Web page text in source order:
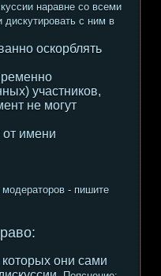
наравне со всеми
дискутировать с ним в
оскорблять
участников,
не могут
имени
- пишите
они сами